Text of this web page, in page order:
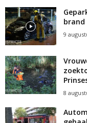
brand
9
8